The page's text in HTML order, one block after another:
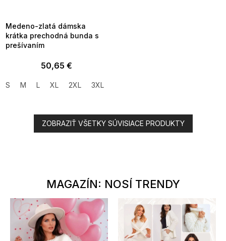
Medeno-zlatá dámska
krátka prechodná bunda s
prešívaním
50,65 €
S M L XL 2XL 3XL
ZOBRAZIŤ VŠETKY SÚVISIACE PRODUKTY
MAGAZÍN: NOSÍ TRENDY